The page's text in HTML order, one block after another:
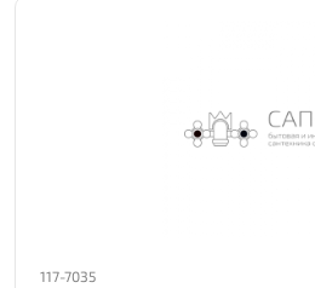
117-7035